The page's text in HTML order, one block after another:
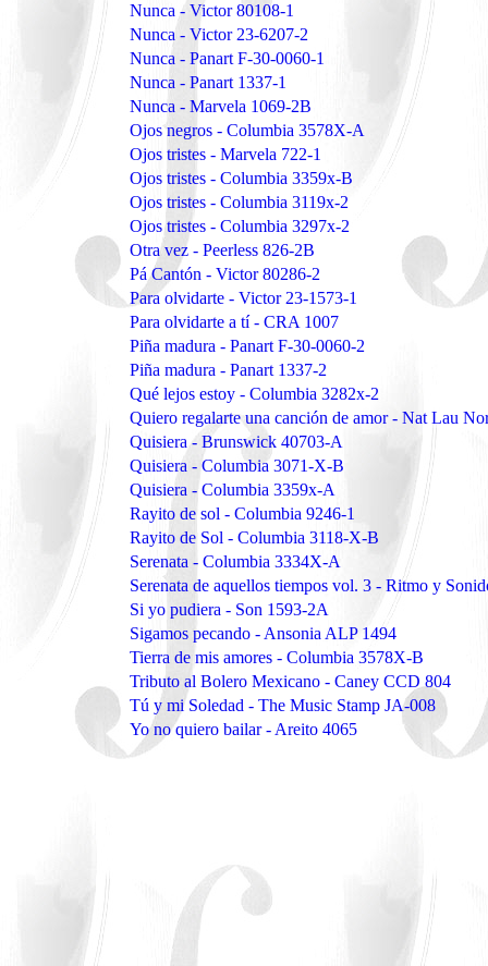
Nunca - Victor 80108-1
Nunca - Victor 23-6207-2
Nunca - Panart F-30-0060-1
Nunca - Panart 1337-1
Nunca - Marvela 1069-2B
Ojos negros - Columbia 3578X-A
Ojos tristes - Marvela 722-1
Ojos tristes - Columbia 3359x-B
Ojos tristes - Columbia 3119x-2
Ojos tristes - Columbia 3297x-2
Otra vez - Peerless 826-2B
Pá Cantón - Victor 80286-2
Para olvidarte - Victor 23-1573-1
Para olvidarte a tí - CRA 1007
Piña madura - Panart F-30-0060-2
Piña madura - Panart 1337-2
Qué lejos estoy - Columbia 3282x-2
Quiero regalarte una canción de amor - Nat Lau
Quisiera - Brunswick 40703-A
Quisiera - Columbia 3071-X-B
Quisiera - Columbia 3359x-A
Rayito de sol - Columbia 9246-1
Rayito de Sol - Columbia 3118-X-B
Serenata - Columbia 3334X-A
Serenata de aquellos tiempos vol. 3 - Ritmo y
Si yo pudiera - Son 1593-2A
Sigamos pecando - Ansonia ALP 1494
Tierra de mis amores - Columbia 3578X-B
Tributo al Bolero Mexicano - Caney CCD 804
Tú y mi Soledad - The Music Stamp JA-008
Yo no quiero bailar - Areito 4065